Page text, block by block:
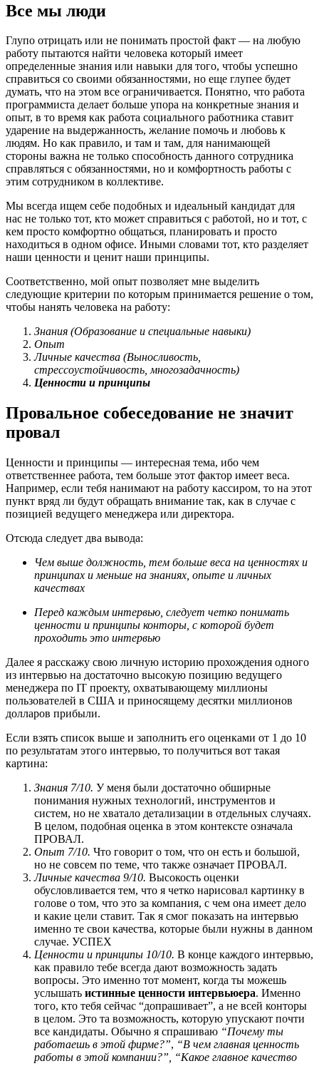
Все мы люди
Глупо отрицать или не понимать простой факт — на любую
работу пытаются найти человека который имеет
определенные знания или навыки для того, чтобы успешно
справиться со своими обязанностями, но еще глупее будет
думать, что на этом все ограничивается. Понятно, что работа
программиста делает больше упора на конкретные знания и
опыт, в то время как работа социального работника ставит
ударение на выдержанность, желание помочь и любовь к
людям. Но как правило, и там и там, для нанимающей
стороны важна не только способность данного сотрудника
справляться с обязанностями, но и комфортность работы с
этим сотрудником в коллективе.
Мы всегда ищем себе подобных и идеальный кандидат для
нас не только тот, кто может справиться с работой, но и тот, с
кем просто комфортно общаться, планировать и просто
находиться в одном офисе. Иными словами тот, кто разделяет
наши ценности и ценит наши принципы.
Соответственно, мой опыт позволяет мне выделить
следующие критерии по которым принимается решение о том,
чтобы нанять человека на работу:
Знания (Образование и специальные навыки)
Опыт
Личные качества (Выносливость,
стрессоустойчивость, многозадачность)
Ценности и принципы
Провальное собеседование не значит
провал
Ценности и принципы — интересная тема, ибо чем
ответственнее работа, тем больше этот фактор имеет веса.
Например, если тебя нанимают на работу кассиром, то на этот
пункт вряд ли будут обращать внимание так, как в случае с
позицией ведущего менеджера или директора.
Отсюда следует два вывода:
Чем выше должность, тем больше веса на ценностях и
принципах и меньше на знаниях, опыте и личных
качествах
Перед каждым интервью, следует четко понимать
ценности и принципы конторы, с которой будет
проходить это интервью
Далее я расскажу свою личную историю прохождения одного
из интервью на достаточно высокую позицию ведущего
менеджера по IT проекту, охватывающему миллионы
пользователей в США и приносящему десятки миллионов
долларов прибыли.
Если взять список выше и заполнить его оценками от 1 до 10
по результатам этого интервью, то получиться вот такая
картина:
Знания 7/10. У меня были достаточно обширные
понимания нужных технологий, инструментов и
систем, но не хватало детализации в отдельных случаях.
В целом, подобная оценка в этом контексте означала
ПРОВАЛ.
Опыт 7/10. Что говорит о том, что он есть и большой,
но не совсем по теме, что также означает ПРОВАЛ.
Личные качества 9/10. Высокость оценки
обусловливается тем, что я четко нарисовал картинку в
голове о том, что это за компания, с чем она имеет дело
и какие цели ставит. Так я смог показать на интервью
именно те свои качества, которые были нужны в данном
случае. УСПЕХ
Ценности и принципы 10/10. В конце каждого интервью,
как правило тебе всегда дают возможность задать
вопросы. Это именно тот момент, когда ты можешь
услышать истинные ценности интервьюера. Именно
того, кто тебя сейчас “допрашивает”, а не всей конторы
в целом. Это та возможность, которую упускают почти
все кандидаты. Обычно я спрашиваю “Почему ты
работаешь в этой фирме?”, “В чем главная ценность
работы в этой компании?”, “Какое главное качество